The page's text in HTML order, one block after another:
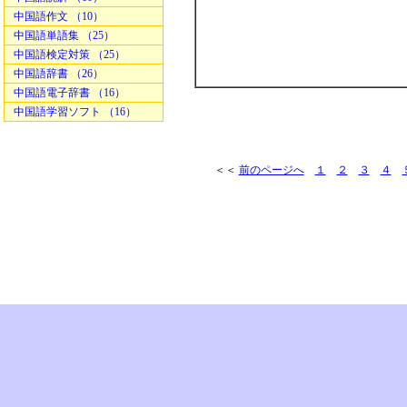
中国語作文 （10）
中国語単語集 （25）
中国語検定対策 （25）
中国語辞書 （26）
中国語電子辞書 （16）
中国語学習ソフト （16）
＜＜ 前のページへ １ ２ ３ ４